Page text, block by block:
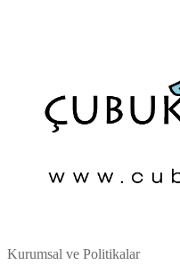
Kurumsal ve Politikalar